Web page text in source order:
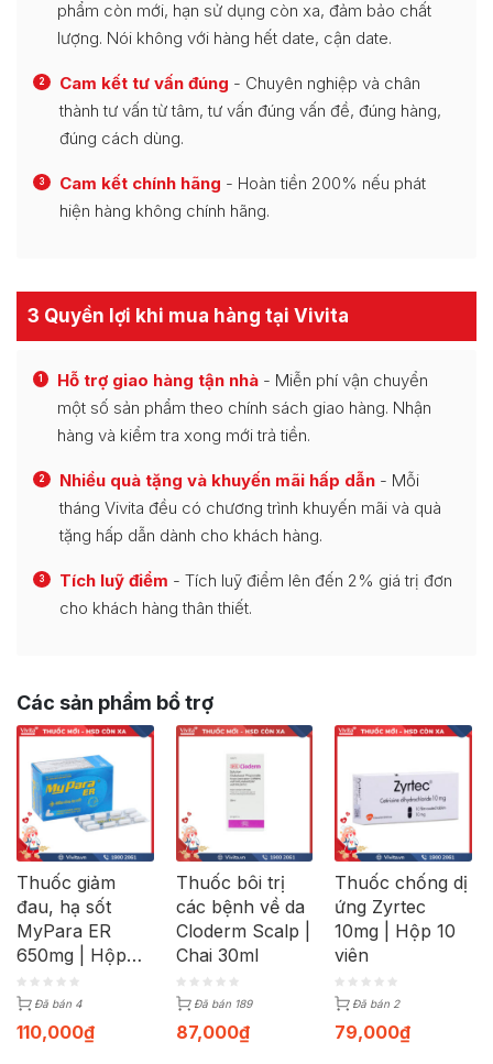
phẩm còn mới, hạn sử dụng còn xa, đảm bảo chất
lượng. Nói không với hàng hết date, cận date.
2 Cam kết tư vấn đúng - Chuyên nghiệp và chân
thành tư vấn từ tâm, tư vấn đúng vấn đề, đúng hàng,
đúng cách dùng.
3 Cam kết chính hãng - Hoàn tiền 200% nếu phát
hiện hàng không chính hãng.
3 Quyền lợi khi mua hàng tại Vivita
1 Hỗ trợ giao hàng tận nhà - Miễn phí vận chuyển
một số sản phẩm theo chính sách giao hàng. Nhận
hàng và kiểm tra xong mới trả tiền.
2 Nhiều quà tặng và khuyến mãi hấp dẫn - Mỗi
tháng Vivita đều có chương trình khuyến mãi và quà
tặng hấp dẫn dành cho khách hàng.
3 Tích luỹ điểm - Tích luỹ điểm lên đến 2% giá trị đơn
cho khách hàng thân thiết.
Các sản phẩm bổ trợ
Thuốc giảm
đau, hạ sốt
MyPara ER
650mg | Hộp
100 viên
Đã bán 4
110,000₫
Thuốc bôi trị
các bệnh về da
Cloderm Scalp |
Chai 30ml
Đã bán 189
87,000₫
Thuốc chống dị
ứng Zyrtec
10mg | Hộp 10
viên
Đã bán 2
79,000₫